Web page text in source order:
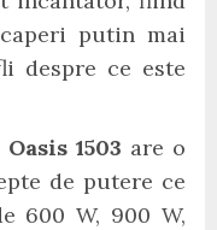
putin mai
despre ce este
1503 are o
de putere ce
600 W, 900 W,